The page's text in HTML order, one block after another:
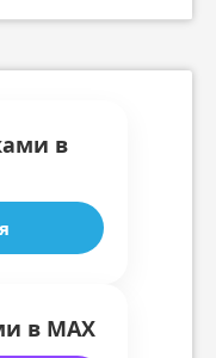
в
в MAX